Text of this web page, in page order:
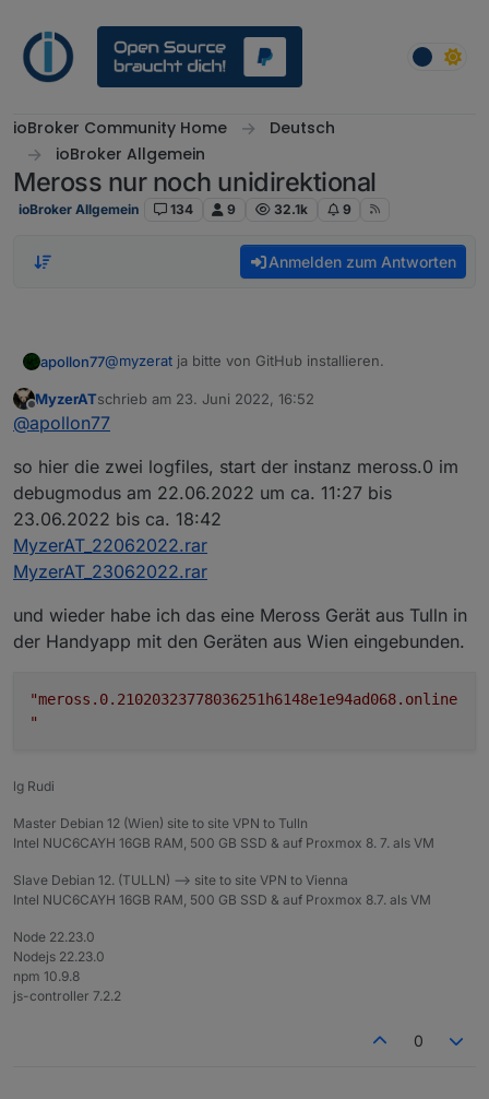
ioBroker Community Home
Deutsch
ioBroker Allgemein
Meross nur noch unidirektional
ioBroker Allgemein 134 9 32.1k 9
Anmelden zum Antworten
apollon77@myzerat ja bitte von GitHub installieren.
Zu "Admin Farbmarkierung nur in instanz 0" ... Bitte
mal Admin Shift reloaden ... danach immer noch?
JSON so eines Objekts zeigen ...
Offline
MyzerATschrieb am 23. Juni 2022, 16:52
zuletzt editiert von
@apollon77
so hier die zwei logfiles, start der instanz meross.0 im
debugmodus am 22.06.2022 um ca. 11:27 bis
23.06.2022 bis ca. 18:42
MyzerAT_22062022.rar
MyzerAT_23062022.rar
und wieder habe ich das eine Meross Gerät aus Tulln in
der Handyapp mit den Geräten aus Wien eingebunden.
"meross.0.21020323778036251h6148e1e94ad068.online
"
lg Rudi
Master Debian 12 (Wien) site to site VPN to Tulln
Intel NUC6CAYH 16GB RAM, 500 GB SSD & auf Proxmox 8. 7. als VM
Slave Debian 12. (TULLN) --> site to site VPN to Vienna
Intel NUC6CAYH 16GB RAM, 500 GB SSD & auf Proxmox 8.7. als VM
Node 22.23.0
Nodejs 22.23.0
npm 10.9.8
js-controller 7.2.2
0